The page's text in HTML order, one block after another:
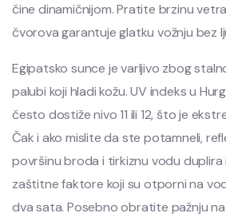
čine dinamičnijom. Pratite brzinu
čvorova garantuje glatku vožnju bez
Egipatsko sunce je varljivo zbog
palubi koji hladi kožu. UV indeks u
često dostiže nivo 11 ili 12, što je
Čak i ako mislite da ste potamneli,
površinu broda i tirkiznu vodu
zaštitne faktore koji su otporni na
dva sata. Posebno obratite pažnju